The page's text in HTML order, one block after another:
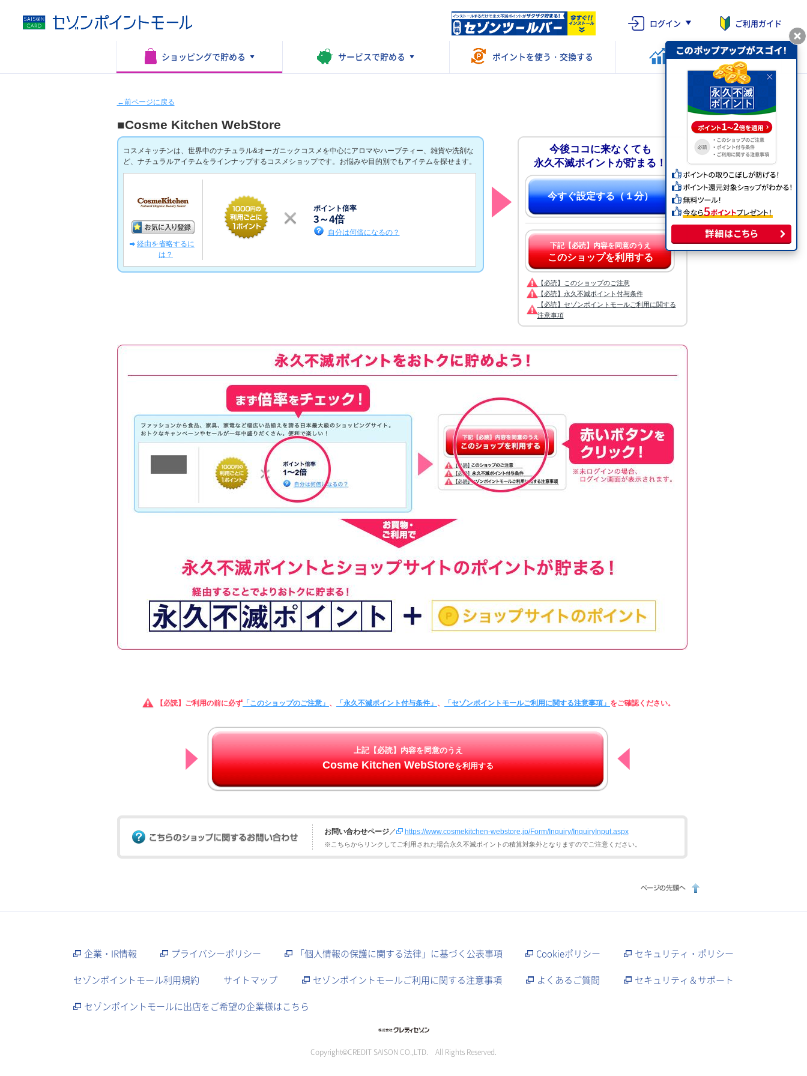
ログイン ご利用ガイド
ショッピングで貯める サービスで貯める ポイントを使う・交換する ポイントを運用する
←前ページに戻る
■Cosme Kitchen WebStore
コスメキッチンは、世界中のナチュラル&オーガニックコスメを中心にアロマやハーブティー、雑貨や洗剤な
ど、ナチュラルアイテムをラインナップするコスメショップです。お悩みや目的別でもアイテムを探せます。
経由を省略するに
は？
ポイント倍率
3～4倍
自分は何倍になるの？
今後ココに来なくても
永久不滅ポイントが貯まる！
今すぐ設定する（１分）
下記【必読】内容を同意のうえ
このショップを利用する
【必読】このショップのご注意
【必読】永久不滅ポイント付与条件
【必読】セゾンポイントモールご利用に関する
注意事項
【必読】ご利用の前に必ず 「このショップのご注意」 、 「永久不滅ポイント付与条件」 、 「セゾンポイントモールご利用に関する注意事項」 をご確認ください。
上記【必読】内容を同意のうえ
Cosme Kitchen WebStoreを利用する
お問い合わせページ／ https://www.cosmekitchen-webstore.jp/Form/Inquiry/InquiryInput.aspx
※こちらからリンクしてご利用された場合永久不滅ポイントの積算対象外となりますのでご注意ください。
企業・IR情報 プライバシーポリシー 「個人情報の保護に関する法律」に基づく公表事項 Cookieポリシー
セキュリティ・ポリシー
セゾンポイントモール利用規約
サイトマップ セゾンポイントモールご利用に関する注意事項 よくあるご質問
セキュリティ＆サポート
セゾンポイントモールに出店をご希望の企業様はこちら
Copyright©CREDIT SAISON CO.,LTD. All Rights Reserved.